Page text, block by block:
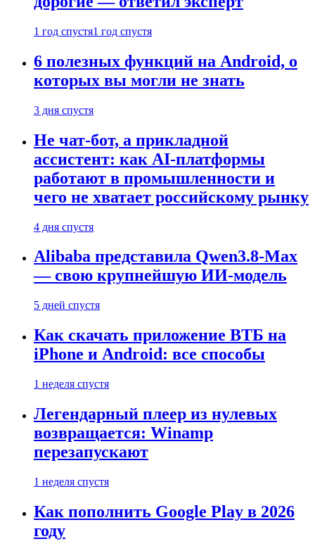
1 год спустя1 год спустя
6 полезных функций на Android, о
которых вы могли не знать
3 дня спустя
Не чат-бот, а прикладной
ассистент: как AI-платформы
работают в промышленности и
чего не хватает российскому рынку
4 дня спустя
Alibaba представила Qwen3.8-Max
— свою крупнейшую ИИ-модель
5 дней спустя
Как скачать приложение ВТБ на
iPhone и Android: все способы
1 неделя спустя
Легендарный плеер из нулевых
возвращается: Winamp
перезапускают
1 неделя спустя
Как пополнить Google Play в 2026
году